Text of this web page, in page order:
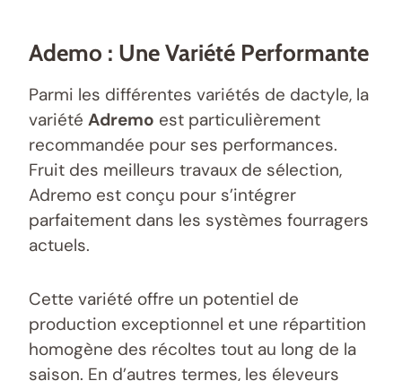
Ademo : Une Variété Performante
Parmi les différentes variétés de dactyle, la
variété Adremo est particulièrement
recommandée pour ses performances.
Fruit des meilleurs travaux de sélection,
Adremo est conçu pour s’intégrer
parfaitement dans les systèmes fourragers
actuels.
Cette variété offre un potentiel de
production exceptionnel et une répartition
homogène des récoltes tout au long de la
saison. En d’autres termes, les éleveurs